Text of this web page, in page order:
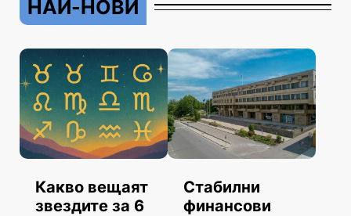
НАЙ-НОВИ
Какво вещаят
звездите за 6
Стабилни
финансови